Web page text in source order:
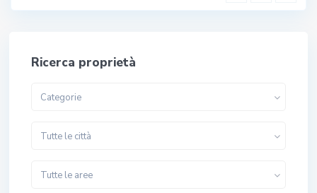
Ricerca proprietà
Categorie
Tutte le città
Tutte le aree